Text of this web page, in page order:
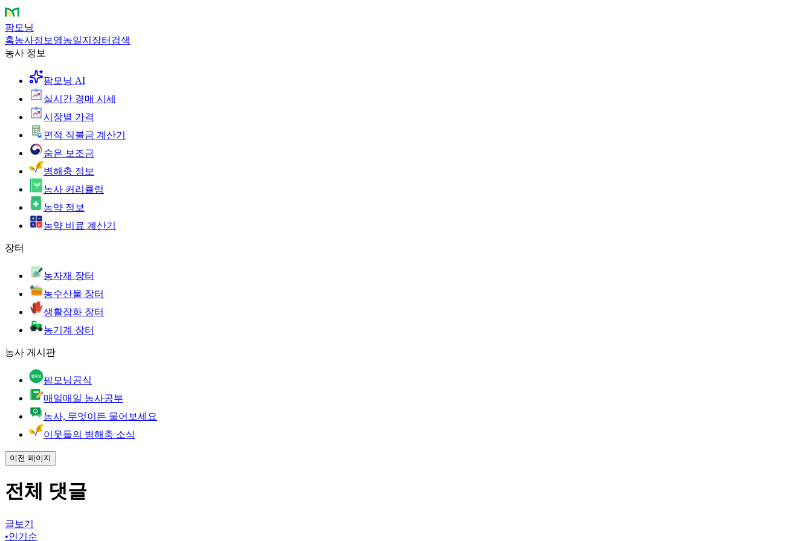
팜모닝
홈농사정보 영농일지 장터 검색
농사 정보
팜모닝 AI
실시간 경매 시세
시장별 가격
면적 직불금 계산기
숨은 보조금
병해충 정보
농사 커리큘럼
농약 정보
농약 비료 계산기
장터
농자재 장터
농수산물 장터
생활잡화 장터
농기계 장터
농사 게시판
팜모닝공식
매일매일 농사공부
농사, 무엇이든 물어보세요
이웃들의 병해충 소식
이전 페이지
전체 댓글
글보기
•인기순